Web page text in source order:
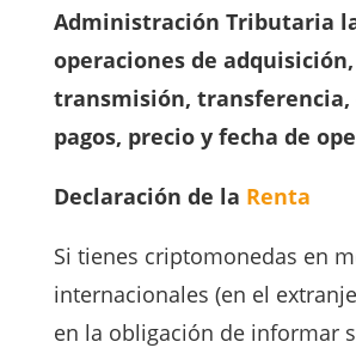
Administración Tributaria
operaciones de adquisición,
transmisión, transferencia,
pagos, precio y fecha de
Declaración de la Renta
Si tienes criptomonedas en
internacionales (en el
en la obligación de informar